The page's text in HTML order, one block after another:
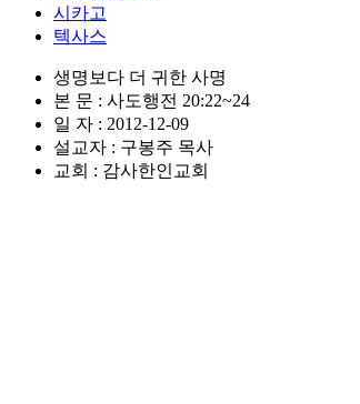
시카고
텍사스
생명보다 더 귀한 사명
본 문 : 사도행전 20:22~24
일 자 : 2012-12-09
설교자 : 구봉주 목사
교회 : 감사한인교회